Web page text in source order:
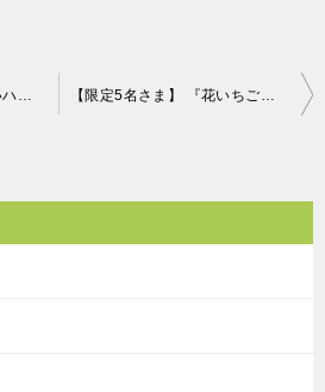
【限定3名さま】 かわいいハート型の米沢牛赤身モモステーキ（A4・A5等級） 片付け110番プレゼントキャンペーン！！ 【限定5名さま】 『花いちごのバラエティアイス（博多あまおう）』 片付け110番プレゼントキャンペーン！！